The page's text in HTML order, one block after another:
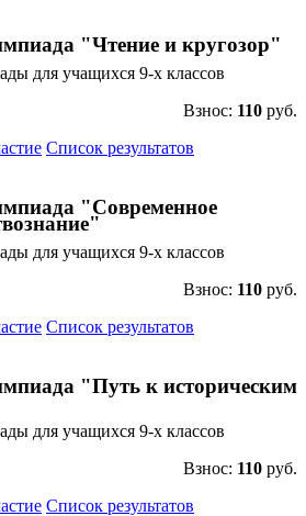
"Чтение и кругозор"
для учащихся 9-х классов
Взнос: 110 руб.
Список результатов
"Современное
для учащихся 9-х классов
Взнос: 110 руб.
Список результатов
"Путь к историческим
для учащихся 9-х классов
Взнос: 110 руб.
Список результатов